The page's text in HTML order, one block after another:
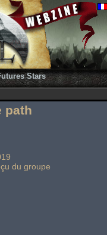
Stars
path
du groupe